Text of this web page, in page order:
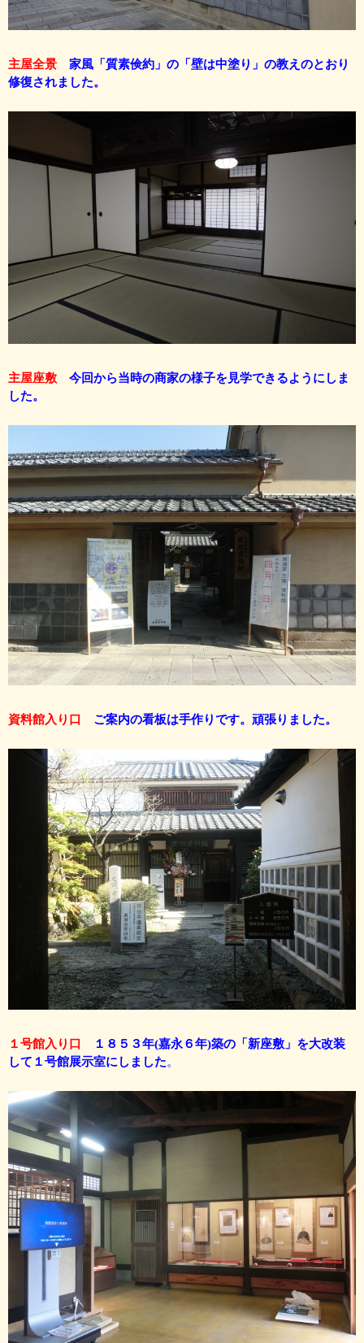
主屋全景
家風「質素倹約」の「壁は中塗り」の教えのとおり
修復されま した。
主屋座敷
今回から当時の商家の様子を見学できるようにしま
した。
資料館入り口 ご案内の看板は手作りです。頑張りました。
１号館入り口
１８５３年(嘉永６年)築の「新座敷」を大改装
して１号館展示室にしました。